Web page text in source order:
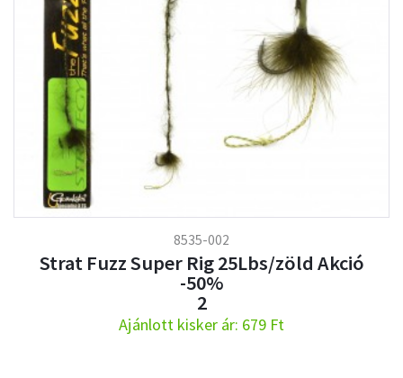
8535-002
Strat Fuzz Super Rig 25Lbs/zöld Akció
-50%
2
Ajánlott kisker ár: 679 Ft